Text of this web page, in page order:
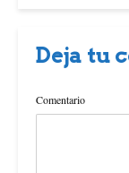
Deja tu
Comentario